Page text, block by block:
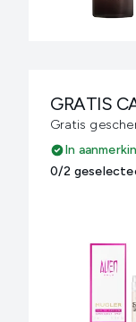
GRATIS
Gratis
In
0/2